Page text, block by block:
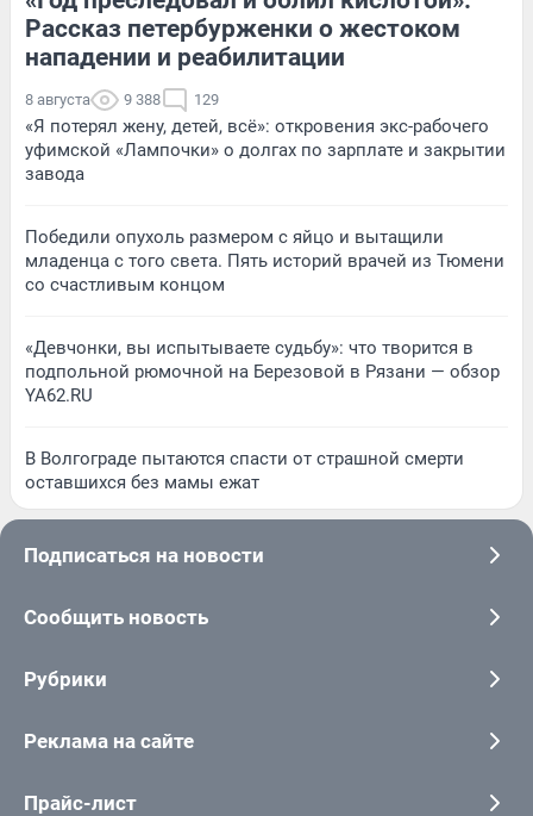
Рассказ петербурженки о жестоком
нападении и реабилитации
8 августа 9 388 129
«Я потерял жену, детей, всё»: откровения экс-рабочего
уфимской «Лампочки» о долгах по зарплате и закрытии
завода
Победили опухоль размером с яйцо и вытащили
младенца с того света. Пять историй врачей из Тюмени
со счастливым концом
«Девчонки, вы испытываете судьбу»: что творится в
подпольной рюмочной на Березовой в Рязани — обзор
YA62.RU
В Волгограде пытаются спасти от страшной смерти
оставшихся без мамы ежат
Подписаться на новости
Сообщить новость
Рубрики
Реклама на сайте
Прайс-лист